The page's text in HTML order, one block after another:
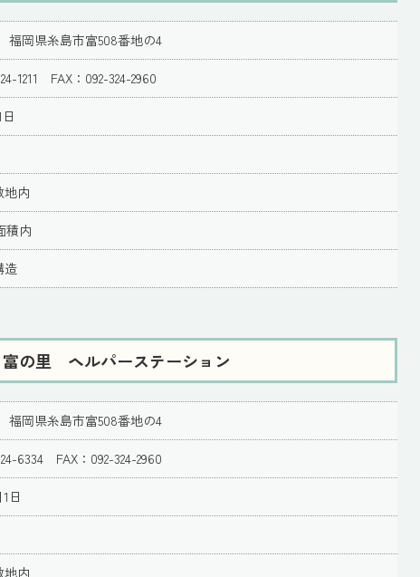
福岡県糸島市富508番地の4
1211 FAX：092-324-2960
内
積内
造
の里 ヘルパーステーション
福岡県糸島市富508番地の4
6334 FAX：092-324-2960
日
内